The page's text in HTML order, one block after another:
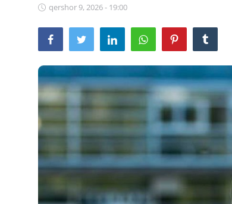
SHOWBIZ
SHENDETI
Shqip
qershor 9, 2026 - 19:00